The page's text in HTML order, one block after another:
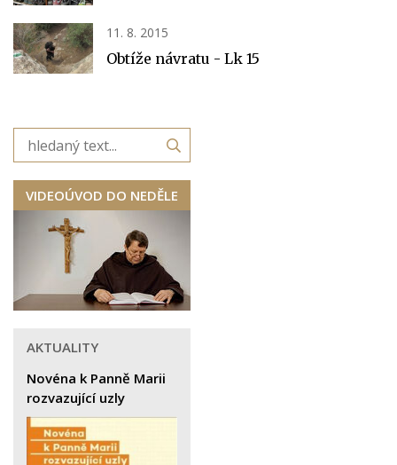
11. 8. 2015
Obtíže návratu - Lk 15
VIDEOÚVOD DO NEDĚLE
AKTUALITY
Novéna k Panně Marii
rozvazující uzly